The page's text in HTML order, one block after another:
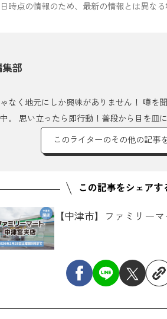
時点の情報のため、最新の情報とは異な
部
なく地元にしか興味がありません！ 噂を
。 思い立ったら即行動！普段から目を皿
このライターのその他の記事
【中津市】ファミリー